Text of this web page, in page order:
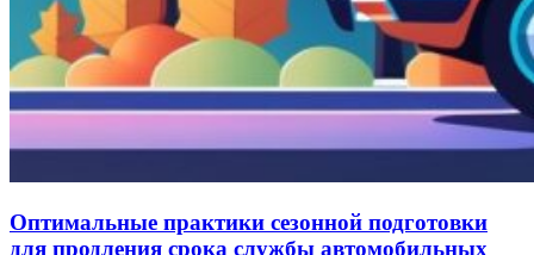
Оптимальные практики сезонной подготовки
для продления срока службы автомобильных